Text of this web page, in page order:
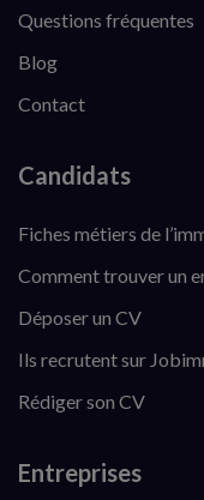
Questions fréquentes
Blog
Contact
Candidats
Fiches métiers de
Comment trouver un
Déposer un CV
Ils recrutent sur
Rédiger son CV
Entreprises